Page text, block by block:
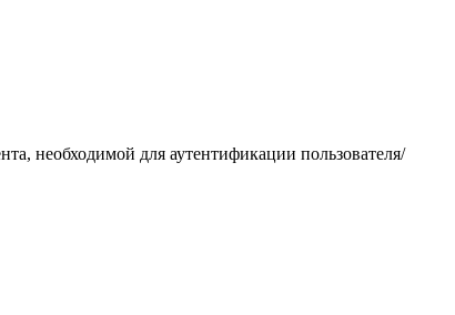
необходимой для аутентификации пользователя/